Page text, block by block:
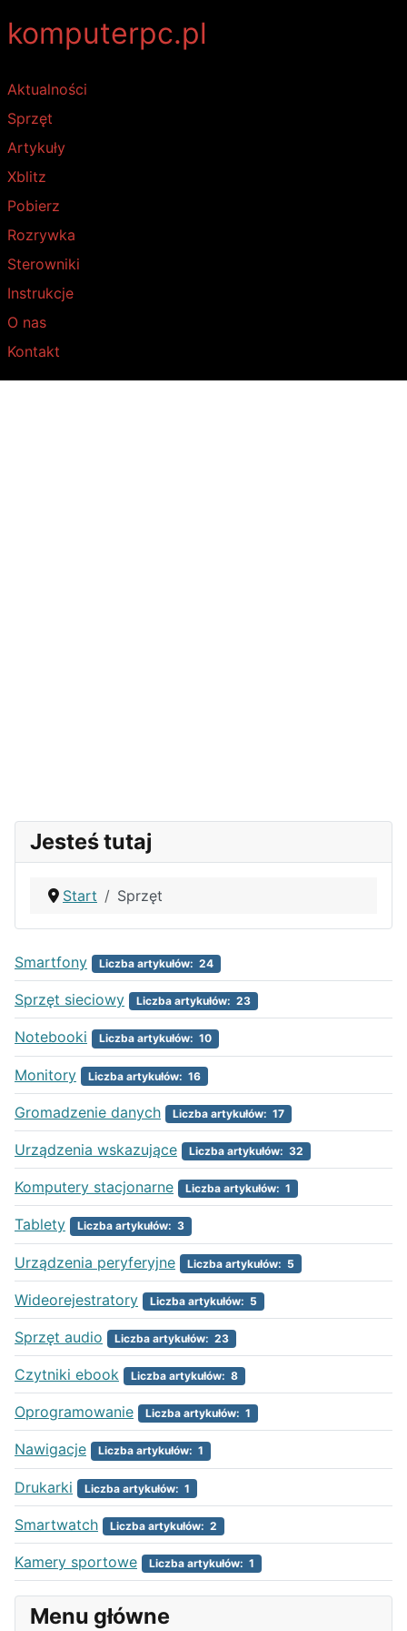
komputerpc.pl
Aktualności
Sprzęt
Artykuły
Xblitz
Pobierz
Rozrywka
Sterowniki
Instrukcje
O nas
Kontakt
Menu główne
Jesteś tutaj
Start Sprzęt
Smartfony Liczba artykułów: 24
Sprzęt sieciowy Liczba artykułów: 23
Notebooki Liczba artykułów: 10
Monitory Liczba artykułów: 16
Gromadzenie danych Liczba artykułów: 17
Urządzenia wskazujące Liczba artykułów: 32
Komputery stacjonarne Liczba artykułów: 1
Tablety Liczba artykułów: 3
Urządzenia peryferyjne Liczba artykułów: 5
Wideorejestratory Liczba artykułów: 5
Sprzęt audio Liczba artykułów: 23
Czytniki ebook Liczba artykułów: 8
Oprogramowanie Liczba artykułów: 1
Nawigacje Liczba artykułów: 1
Drukarki Liczba artykułów: 1
Smartwatch Liczba artykułów: 2
Kamery sportowe Liczba artykułów: 1